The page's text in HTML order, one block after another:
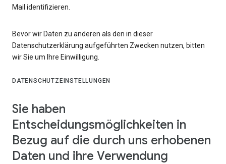
Mail identifizieren.
Bevor wir Daten zu anderen als den in dieser
Datenschutzerklärung aufgeführten Zwecken nutzen, bitten
wir Sie um Ihre Einwilligung.
DATENSCHUTZEINSTELLUNGEN
Sie haben
Entscheidungsmöglichkeiten in
Bezug auf die durch uns erhobenen
Daten und ihre Verwendung